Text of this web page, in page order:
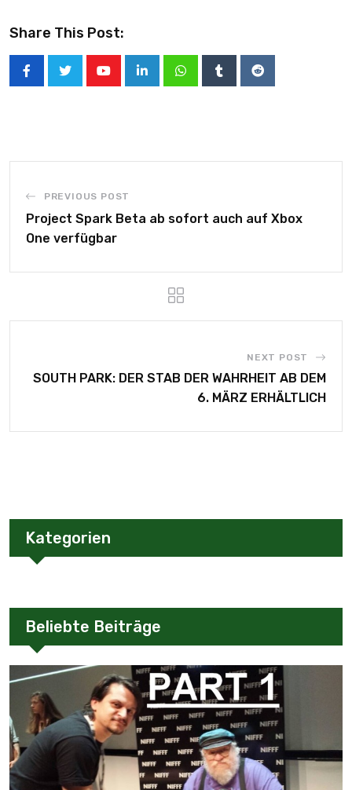
Share This Post:
PREVIOUS POST
Project Spark Beta ab sofort auch auf Xbox
One verfügbar
NEXT POST
SOUTH PARK: DER STAB DER WAHRHEIT AB DEM
6. MÄRZ ERHÄLTLICH
Kategorien
Beliebte Beiträge